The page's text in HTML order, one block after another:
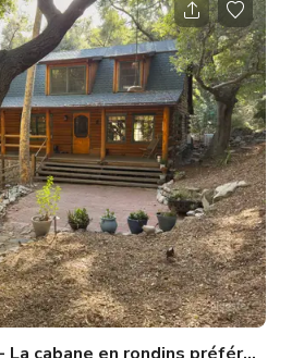
une végétation luxuriante et
votre stress disparaîtra dès votre
Treehouse revitalisera votre